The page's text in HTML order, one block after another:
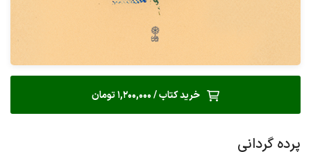
خرید کتاب / 1,200,000 تومان
پرده گردانی